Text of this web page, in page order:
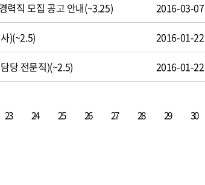
력직 모집 공고 안내(~3.25) 2016-03-07
)(~2.5) 2016-01-22
당 전문직)(~2.5) 2016-01-22
23 24 25 26 27 28 29 30